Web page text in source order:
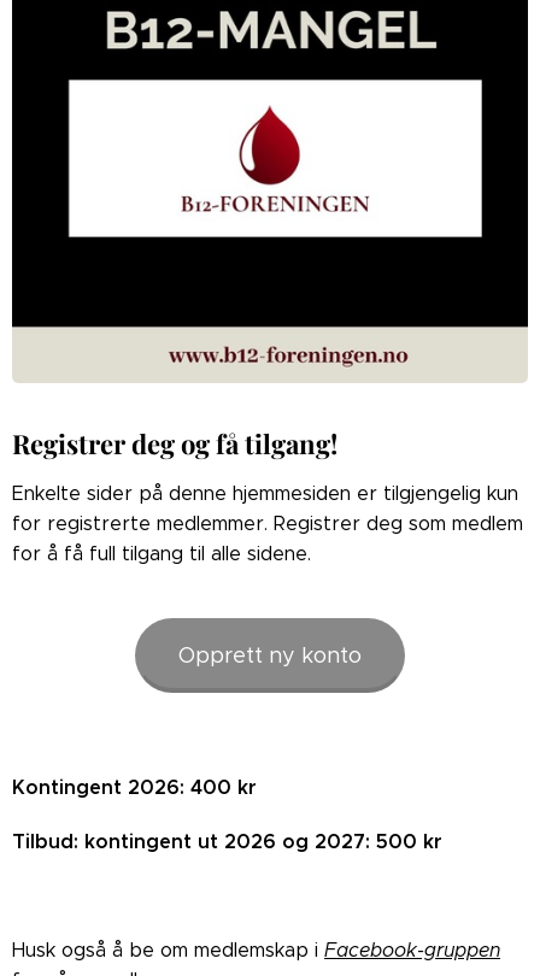
Registrer deg og få tilgang!
Enkelte sider på denne hjemmesiden er tilgjengelig kun
for registrerte medlemmer. Registrer deg som medlem
for å få full tilgang til alle sidene.
Opprett ny konto
Kontingent 2026: 400 kr
Tilbud: kontingent ut 2026 og 2027: 500 kr
Husk også å be om medlemskap i Facebook-gruppen